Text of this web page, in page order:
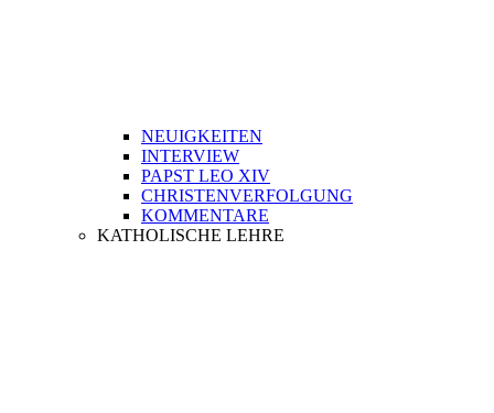
NEUIGKEITEN
INTERVIEW
PAPST LEO XIV
CHRISTENVERFOLGUNG
KOMMENTARE
KATHOLISCHE LEHRE